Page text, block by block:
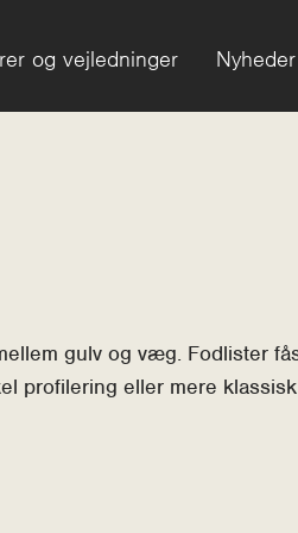
og vejledninger Nyheder
gulv og væg. Fodlister
profilering eller mere